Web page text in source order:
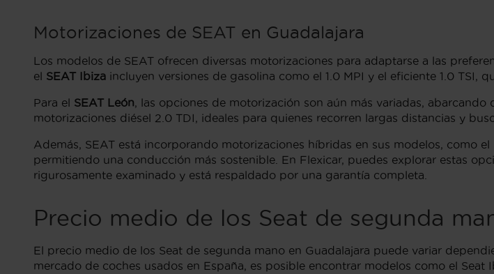
Motorizaciones de SEAT en Guadalajara
Los modelos de SEAT ofrecen diversas motorizaciones para adaptarse a las
el SEAT Ibiza incluyen versiones de gasolina como el 1.0 MPI y el eficiente 1.0 TSI,
Para el SEAT León, las opciones de motorización son aún más variadas, abarcando
motorizaciones diésel 2.0 TDI, ideales para quienes recorren largas distancias y
Además, SEAT está incorporando motorizaciones híbridas en sus modelos, como el
permitiendo una conducción más sostenible. En Flexicar, puedes explorar estas
rigurosamente examinado y está respaldado por una garantía completa.
Precio medio de los Seat de segunda
El precio medio de los Seat de segunda mano en Guadalajara puede variar
mercado de coches usados en España, es posible encontrar modelos como el